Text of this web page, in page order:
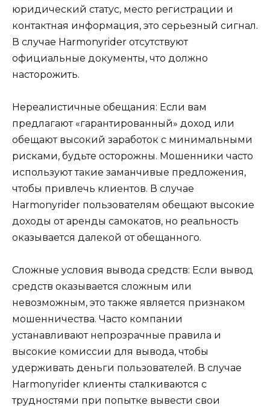
юридический статус, место регистрации и
контактная информация, это серьезный сигнал.
В случае Harmonyrider отсутствуют
официальные документы, что должно
насторожить.
Нереалистичные обещания: Если вам
предлагают «гарантированный» доход или
обещают высокий заработок с минимальными
рисками, будьте осторожны. Мошенники часто
используют такие заманчивые предложения,
чтобы привлечь клиентов. В случае
Harmonyrider пользователям обещают высокие
доходы от аренды самокатов, но реальность
оказывается далекой от обещанного.
Сложные условия вывода средств: Если вывод
средств оказывается сложным или
невозможным, это также является признаком
мошенничества. Часто компании
устанавливают непрозрачные правила и
высокие комиссии для вывода, чтобы
удерживать деньги пользователей. В случае
Harmonyrider клиенты сталкиваются с
трудностями при попытке вывести свои